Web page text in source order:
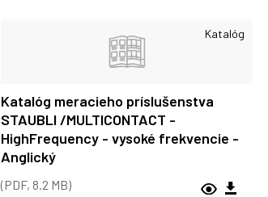
Katalóg
Katalóg meracieho príslušenstva
STAUBLI /MULTICONTACT -
HighFrequency - vysoké frekvencie -
Anglický
(PDF, 8.2 MB)